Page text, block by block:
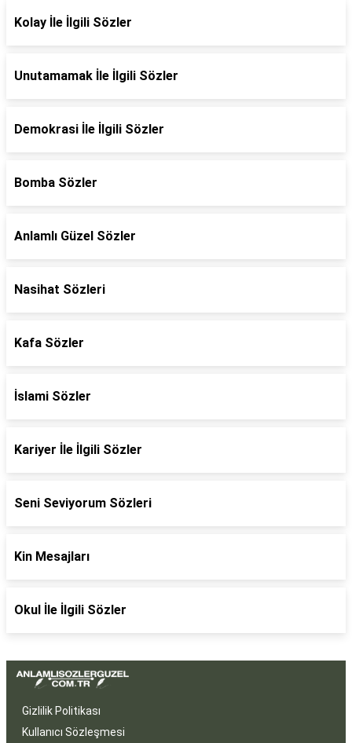
Kolay İle İlgili Sözler
Unutamamak İle İlgili Sözler
Demokrasi İle İlgili Sözler
Bomba Sözler
Anlamlı Güzel Sözler
Nasihat Sözleri
Kafa Sözler
İslami Sözler
Kariyer İle İlgili Sözler
Seni Seviyorum Sözleri
Kin Mesajları
Okul İle İlgili Sözler
Gizlilik Politikası
Kullanıcı Sözleşmesi